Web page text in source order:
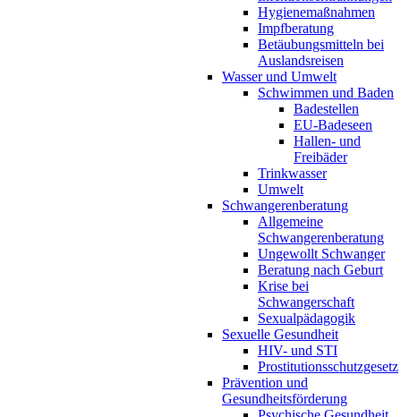
Hygienemaßnahmen
Impfberatung
Betäubungsmitteln bei
Auslandsreisen
Wasser und Umwelt
Schwimmen und Baden
Badestellen
EU-Badeseen
Hallen- und
Freibäder
Trinkwasser
Umwelt
Schwangerenberatung
Allgemeine
Schwangerenberatung
Ungewollt Schwanger
Beratung nach Geburt
Krise bei
Schwangerschaft
Sexualpädagogik
Sexuelle Gesundheit
HIV- und STI
Prostitutionsschutzgesetz
Prävention und
Gesundheitsförderung